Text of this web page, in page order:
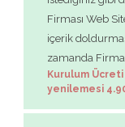
Firması Web
içerik
zamanda
Kurulum Ücreti
yenilemesi